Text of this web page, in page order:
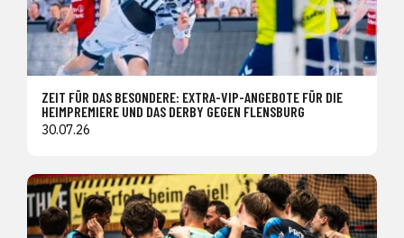
ZEIT FÜR DAS BESONDERE: EXTRA-VIP-ANGEBOTE FÜR DIE
HEIMPREMIERE UND DAS DERBY GEGEN FLENSBURG
30.07.26